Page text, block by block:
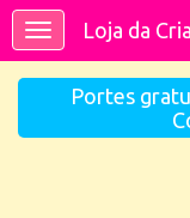
ToggleLoja da
Portes